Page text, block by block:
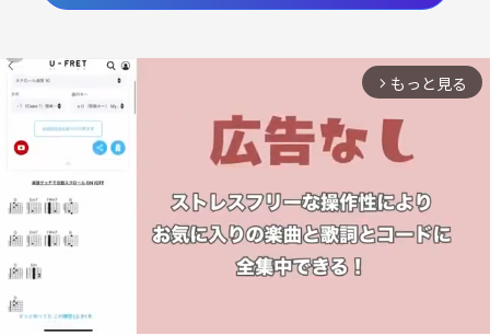
arrow_forward_ios もっと見る